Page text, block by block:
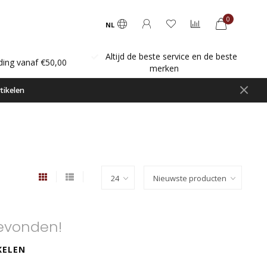
NL
0
vanaf €50,00
Altijd de beste service en de beste
merken